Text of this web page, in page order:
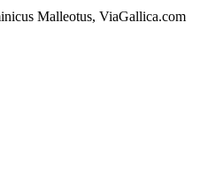
Malleotus, ViaGallica.com